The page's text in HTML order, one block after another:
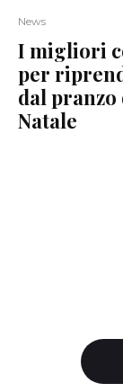
News
I migliori
per
dal pranzo
Natale